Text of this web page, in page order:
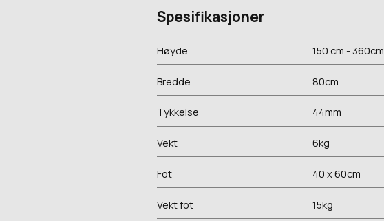
Spesifikasjoner
Høyde 150 cm - 360cm
Bredde 80cm
Tykkelse 44mm
Vekt 6kg
Fot 40 x 60cm
Vekt fot 15kg